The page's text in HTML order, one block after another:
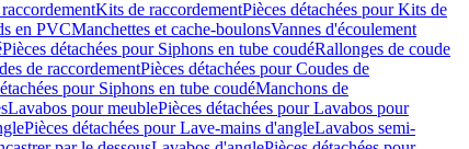
Kits de raccordementPièces détachées pour Kits de
en PVCManchettes et cache-boulonsVannes d'écoulement
Pièces détachées pour Siphons en tube coudéRallonges de coude
de raccordementPièces détachées pour Coudes de
pour Siphons en tube coudéManchons de
Lavabos pour meublePièces détachées pour Lavabos pour
Pièces détachées pour Lave-mains d'angleLavabos semi-